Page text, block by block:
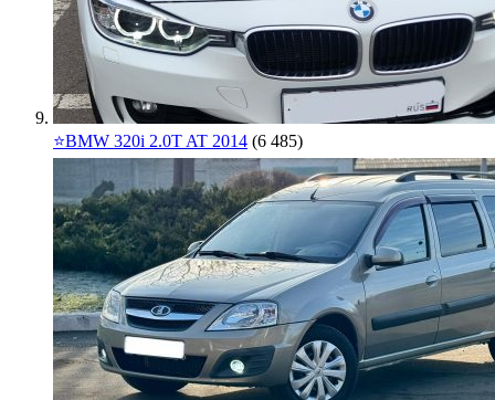
⭐️BMW 320i 2.0T AT 2014 (6 485)